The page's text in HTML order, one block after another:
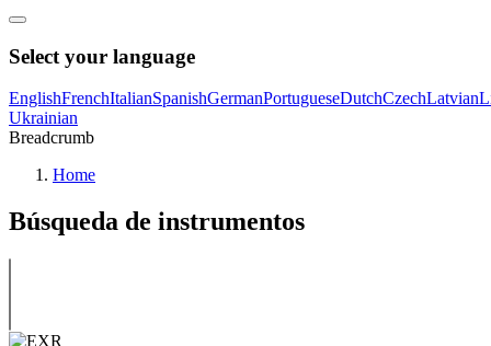
Select your language
EnglishFrenchItalianSpanishGermanPortugueseDutchCzechLatvian
Ukrainian
Breadcrumb
Home
Búsqueda de instrumentos